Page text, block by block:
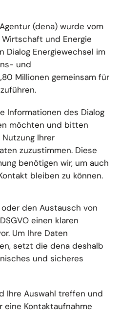
(dena) wurde vom
und Energie
Dialog Energiewechsel im
und
Millionen gemeinsam für
Informationen des Dialog
möchten und bitten
Ihrer
zuzustimmen. Diese
benötigen wir, um auch
bleiben zu können.
den Austausch von
einen klaren
Um Ihre Daten
setzt die dena deshalb
und sicheres
Ihre Auswahl treffen und
eine Kontaktaufnahme